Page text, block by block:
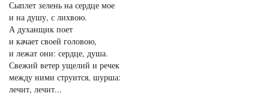
Сыплет зелень на сердце мое
и на душу, с лихвою.
А духанщик поет
и качает своей головою,
и лежат они: сердце, душа.
Свежий ветер ущелий и речек
между ними струится, шурша:
лечит, лечит...